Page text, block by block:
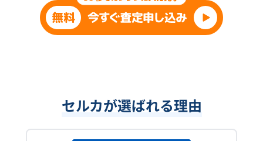
セルカが選ばれる理由